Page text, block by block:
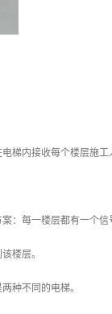
梯内接收每个楼层施
：每一楼层都有一个信
楼层。
种不同的电梯。